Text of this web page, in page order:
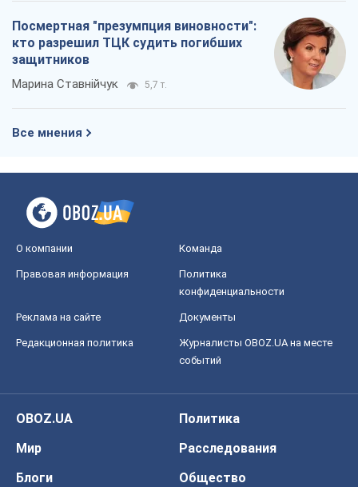
Посмертная "презумпция виновности":
кто разрешил ТЦК судить погибших
защитников
Марина Ставнійчук 5,7 т.
Все мнения
О компании Команда
Правовая информация
Политика
конфиденциальности
Реклама на сайте Документы
Редакционная политика
Журналисты OBOZ.UA на месте
событий
OBOZ.UA
Политика
Мир
Расследования
Блоги
Общество